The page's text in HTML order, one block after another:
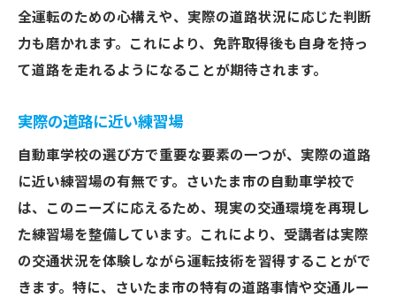
全運転のための心構えや、実際の道路状況に応じた判断
力も磨かれます。これにより、免許取得後も自身を持っ
て道路を走れるようになることが期待されます。
実際の道路に近い練習場
自動車学校の選び方で重要な要素の一つが、実際の道路
に近い練習場の有無です。さいたま市の自動車学校で
は、このニーズに応えるため、現実の交通環境を再現し
た練習場を整備しています。これにより、受講者は実際
の交通状況を体験しながら運転技術を習得することがで
きます。特に、さいたま市の特有の道路事情や交通ルー